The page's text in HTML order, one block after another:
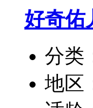
好奇佑
分类
地区